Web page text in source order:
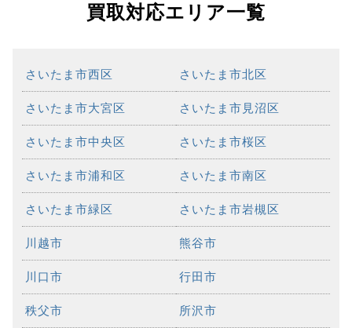
買取対応エリア一覧
さいたま市西区 さいたま市北区
さいたま市大宮区 さいたま市見沼区
さいたま市中央区 さいたま市桜区
さいたま市浦和区 さいたま市南区
さいたま市緑区 さいたま市岩槻区
川越市 熊谷市
川口市 行田市
秩父市 所沢市